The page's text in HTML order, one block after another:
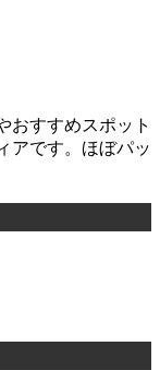
おすすめスポット
アです。ほぼパッ